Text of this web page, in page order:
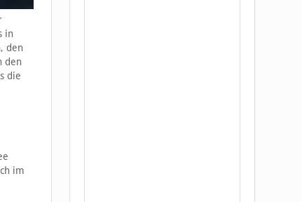
in
den
den
die
im